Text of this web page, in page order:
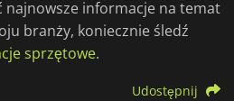
najnowsze informacje na temat
branży, koniecznie śledź
sprzętowe.
Udostępnij